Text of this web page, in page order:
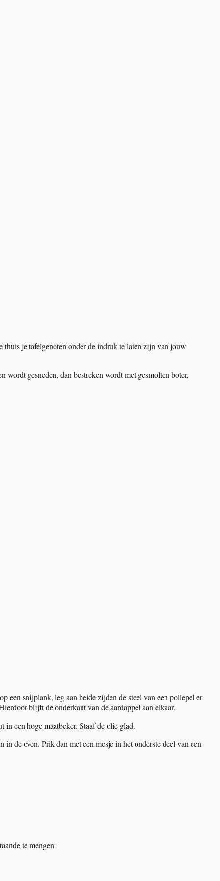
thuis je tafelgenoten onder de indruk te laten zijn van jouw
wordt gesneden, dan bestreken wordt met gesmolten boter,
een snijplank, leg aan beide zijden de steel van een pollepel er
blijft de onderkant van de aardappel aan elkaar.
in een hoge maatbeker. Staaf de olie glad.
de oven. Prik dan met een mesje in het onderste deel van een
te mengen: